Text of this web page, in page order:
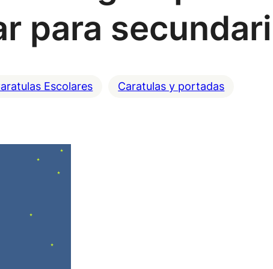
para
Escolares Caratulas y portadas